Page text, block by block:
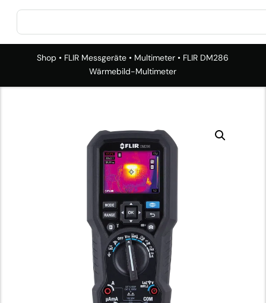
Shop • FLIR Messgeräte • Multimeter • FLIR DM286
Wärmebild-Multimeter